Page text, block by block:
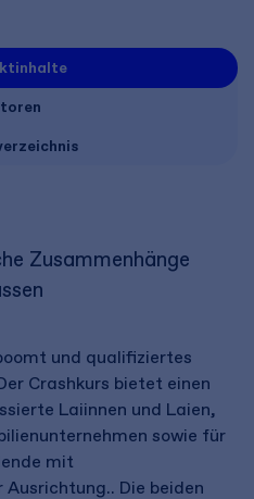
Zusammenhänge
und qualifiziertes
Crashkurs bietet einen
Laiinnen und Laien,
sowie für
mit
Die beiden